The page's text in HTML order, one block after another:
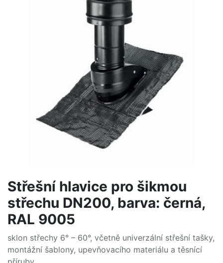
Střešní hlavice pro šikmou
střechu DN200, barva: černá,
RAL 9005
sklon střechy 6° – 60°, včetně univerzální střešní tašky,
montážní šablony, upevňovacího materiálu a těsnící